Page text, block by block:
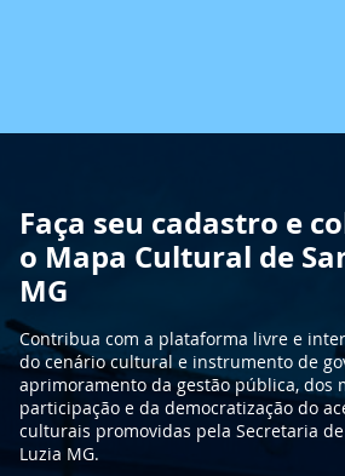
Faça seu cadastro e
o Mapa Cultural de
MG
Contribua com a plataforma livre e
do cenário cultural e instrumento de
aprimoramento da gestão pública, dos
participação e da democratização do
culturais promovidas pela Secretaria
Luzia MG.